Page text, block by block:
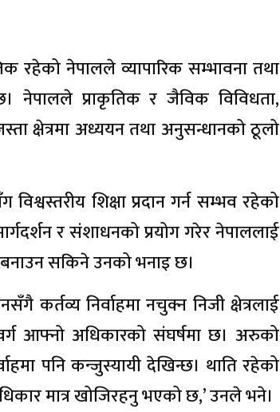
रहेको नेपालले व्यापारिक सम्भावना तथा
नेपालले प्राकृतिक र जैविक विविधता,
क्षेत्रमा अध्ययन तथा अनुसन्धानको ठूलो
शिक्षा प्रदान गर्न सम्भव रहेको
र संशाधनको प्रयोग गरेर नेपाललाई
बनाउन सकिने उनको भनाइ छ।
निर्वाहमा नचुक्न निजी क्षेत्रलाई
आफ्नो अधिकारको संघर्षमा छ। अरुको
पनि कन्जुस्यायी देखिन्छ। थाति रहेको
मात्र खोजिरहनु भएको छ,’ उनले भने।